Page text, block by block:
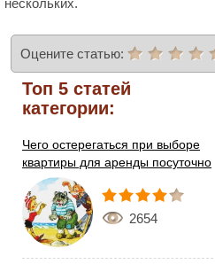
нескольких.
Оцените статью:
Топ 5 статей
категории:
Чего остерегаться при выборе
квартиры для аренды посуточно
2654